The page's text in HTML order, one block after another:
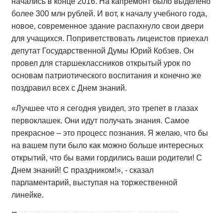
более 300 млн рублей. И вот, к началу учебного года,
новое, современное здание распахнуло свои двери
для учащихся. Поприветствовать лицеистов приехал
депутат Государственной Думы Юрий Кобзев. Он
провел для старшеклассников открытый урок по
основам патриотического воспитания и конечно же
поздравил всех с Днем знаний.
«Лучшее что я сегодня увидел, это трепет в глазах
первоклашек. Они идут получать знания. Самое
прекрасное – это процесс познания. Я желаю, что бы
на вашем пути было как можно больше интересных
открытий, что бы вами гордились ваши родители! С
Днем знаний! С праздником!», - сказал
парламентарий, выступая на торжественной
линейке.